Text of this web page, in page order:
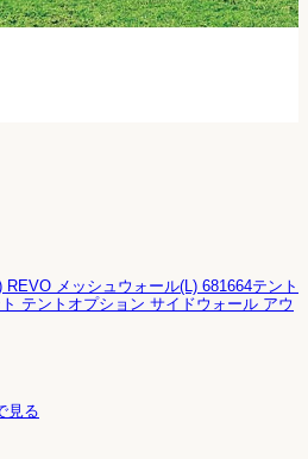
メッシュウォール(L) 681664テント
テントオプション サイドウォール アウ
見る